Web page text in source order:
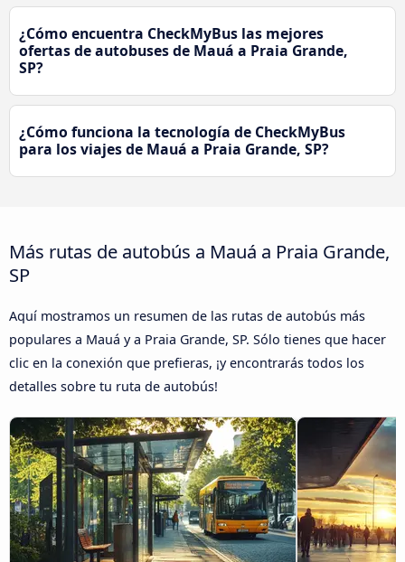
¿Cómo encuentra CheckMyBus las mejores
ofertas de autobuses de Mauá a Praia Grande,
SP?
¿Cómo funciona la tecnología de CheckMyBus
para los viajes de Mauá a Praia Grande, SP?
Más rutas de autobús a Mauá a Praia Grande,
SP
Aquí mostramos un resumen de las rutas de autobús más
populares a Mauá y a Praia Grande, SP. Sólo tienes que hacer
clic en la conexión que prefieras, ¡y encontrarás todos los
detalles sobre tu ruta de autobús!